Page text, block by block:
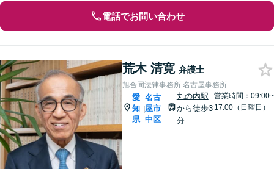
電話でお問い合わせ
荒木 清寛 弁護士
旭合同法律事務所 名古屋事務所
愛
知
県
|
名古
屋市
中区
丸の内駅
から徒歩3
分
営業時間：09:00~
17:00（日曜日）